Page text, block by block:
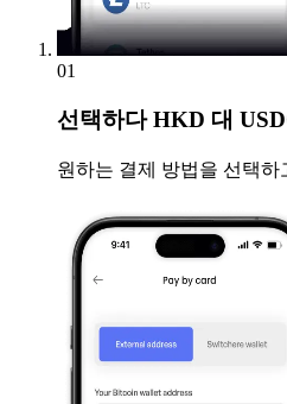
01
선택하다HKD 대
원하는 결제 방법을 선택